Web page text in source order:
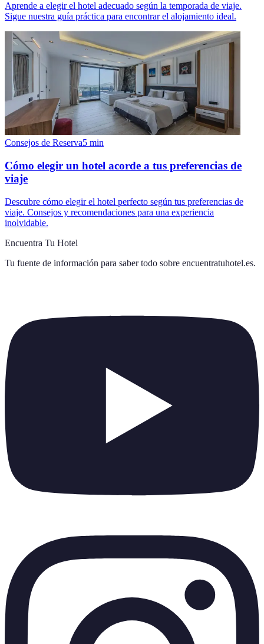
Aprende a elegir el hotel adecuado según la temporada de viaje.
Sigue nuestra guía práctica para encontrar el alojamiento ideal.
Consejos de Reserva5 min
Cómo elegir un hotel acorde a tus preferencias de
viaje
Descubre cómo elegir el hotel perfecto según tus preferencias de
viaje. Consejos y recomendaciones para una experiencia
inolvidable.
Encuentra Tu Hotel
Tu fuente de información para saber todo sobre encuentratuhotel.es.